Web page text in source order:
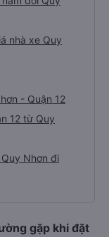
nhà xe Quy
- Quận 12
12 từ Quy
Nhơn đi
gặp khi đặt